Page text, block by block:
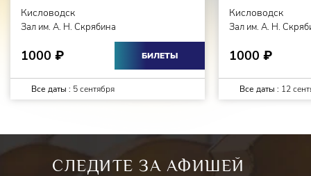
Кисловодск
Зал им. А. Н. Скрябина
1000 ₽ БИЛЕТЫ
Все даты : 5 сентября
Кисловодск
Зал им. А. Н.
1000 ₽
Все даты : 12
СЛЕДИТЕ ЗА АФИШЕЙ